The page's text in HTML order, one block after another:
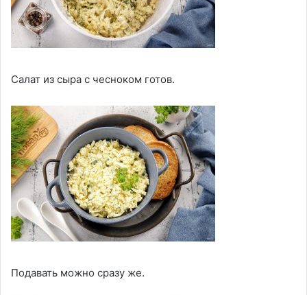
Салат из сыра с чесноком готов.
Подавать можно сразу же.